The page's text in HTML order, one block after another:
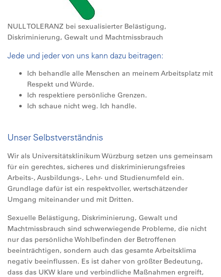
NULL TOLERANZ bei sexualisierter Belästigung,
Diskriminierung, Gewalt und Machtmissbrauch
Jede und jeder von uns kann dazu beitragen:
Ich behandle alle Menschen an meinem Arbeitsplatz mit
Respekt und Würde.
Ich respektiere persönliche Grenzen.
Ich schaue nicht weg. Ich handle.
Unser Selbstverständnis
Wir als Universitätsklinikum Würzburg setzen uns gemeinsam
für ein gerechtes, sicheres und diskriminierungsfreies
Arbeits-, Ausbildungs-, Lehr- und Studienumfeld ein.
Grundlage dafür ist ein respektvoller, wertschätzender
Umgang miteinander und mit Dritten.
Sexuelle Belästigung, Diskriminierung, Gewalt und
Machtmissbrauch sind schwerwiegende Probleme, die nicht
nur das persönliche Wohlbefinden der Betroffenen
beeinträchtigen, sondern auch das gesamte Arbeitsklima
negativ beeinflussen. Es ist daher von größter Bedeutung,
dass das UKW klare und verbindliche Maßnahmen ergreift,